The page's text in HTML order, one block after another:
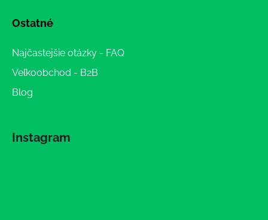
Ostatné
Najčastejšie otázky - FAQ
Veľkoobchod - B2B
Blog
Instagram